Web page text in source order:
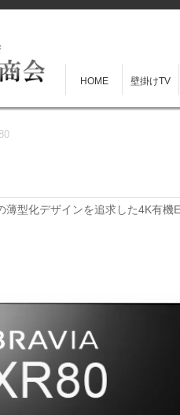
HOME 壁掛けTV
型化デザインを追求した4K有